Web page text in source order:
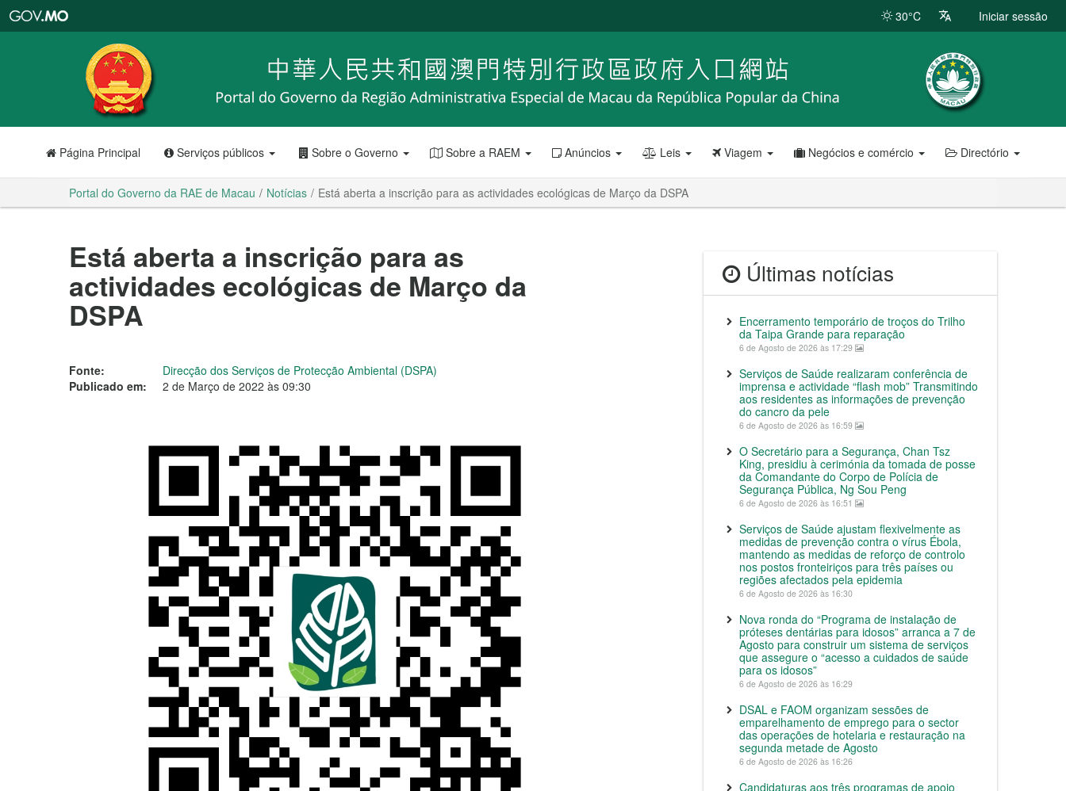
RAE
de
Macau
30°C Iniciar sessão
Página Principal Serviços públicos Sobre o Governo Sobre a RAEM Anúncios Leis Viagem Negócios e comércio Directório
Portal do Governo da RAE de Macau Notícias Está aberta a inscrição para as actividades ecológicas de Março da DSPA
Está aberta a inscrição para as
actividades ecológicas de Março da
DSPA
Fonte:
Direcção dos Serviços de Protecção Ambiental (DSPA)
Publicado em:
2 de Março de 2022 às 09:30
Últimas notícias
Encerramento temporário de troços do Trilho
da Taipa Grande para reparação
6 de Agosto de 2026 às 17:29
Serviços de Saúde realizaram conferência de
imprensa e actividade “flash mob” Transmitindo
aos residentes as informações de prevenção
do cancro da pele
6 de Agosto de 2026 às 16:59
O Secretário para a Segurança, Chan Tsz
King, presidiu à cerimónia da tomada de posse
da Comandante do Corpo de Polícia de
Segurança Pública, Ng Sou Peng
6 de Agosto de 2026 às 16:51
Serviços de Saúde ajustam flexivelmente as
medidas de prevenção contra o vírus Ébola,
mantendo as medidas de reforço de controlo
nos postos fronteiriços para três países ou
regiões afectados pela epidemia
6 de Agosto de 2026 às 16:30
Nova ronda do “Programa de instalação de
próteses dentárias para idosos” arranca a 7 de
Agosto para construir um sistema de serviços
que assegure o “acesso a cuidados de saúde
para os idosos”
6 de Agosto de 2026 às 16:29
DSAL e FAOM organizam sessões de
emparelhamento de emprego para o sector
das operações de hotelaria e restauração na
segunda metade de Agosto
6 de Agosto de 2026 às 16:26
Candidaturas aos três programas de apoio